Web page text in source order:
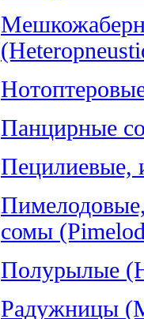
Панцирные
Пецилиевые,
сомы
Полурылые
Радужницы